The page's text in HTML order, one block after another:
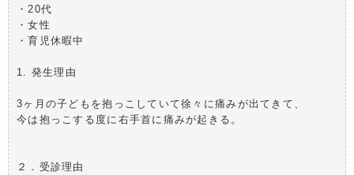
・20代
・女性
・育児休暇中
1. 発生理由
3ヶ月の子どもを抱っこしていて徐々に痛みが出てきて、
今は抱っこする度に右手首に痛みが起きる。
２．受診理由